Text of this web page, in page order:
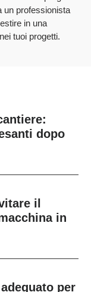
un professionista
in una
tuoi progetti.
dopo
il
in
per